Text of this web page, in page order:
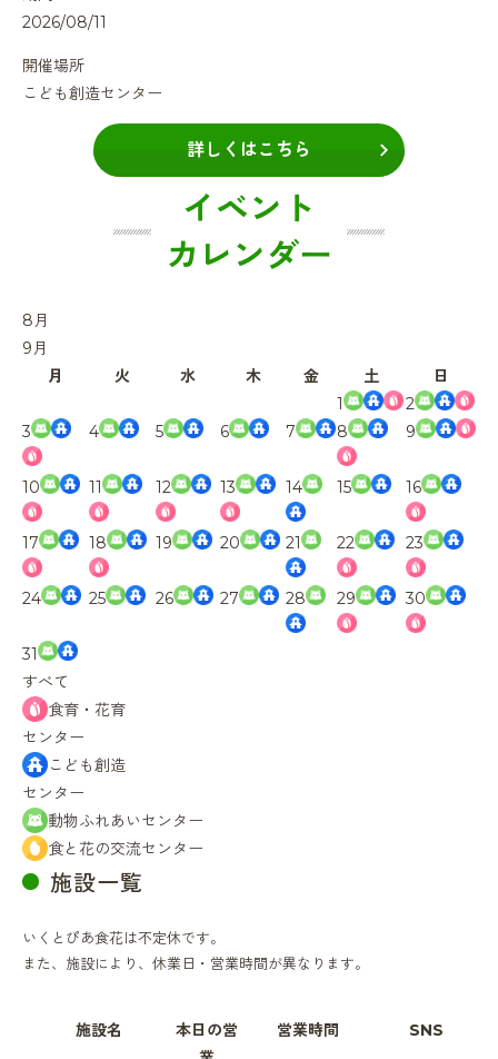
2026/08/11
開催場所
こども創造センター
詳しくはこちら
イベント
カレンダー
8月
9月
月
火 水 木 金 土
日
1
2
3
4 5 6 7 8 9
10 11 12 13 14 15 16
17 18 19 20 21 22 23
24 25 26 27 28 29 30
31
すべて
食育・花育
センター
こども創造
センター
動物ふれあいセンター
食と花の交流センター
施設一覧
いくとぴあ食花は不定休です。
また、施設により、休業日・営業時間が異なります。
施設名
本日の営
営業時間 SNS